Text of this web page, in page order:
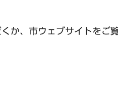
か、市ウェブサイトをご覧